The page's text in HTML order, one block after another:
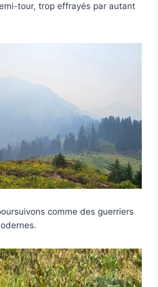
tour, trop effrayés par autant
comme des guerriers